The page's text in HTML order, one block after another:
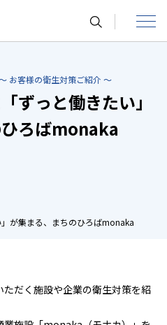
toggle
お客様の衛生対策ご紹介 ～
ずっと働きたい」
ば―――monaka
が集まる、まちのひろば―――monaka
だく施設や企業の衛生対策を紹